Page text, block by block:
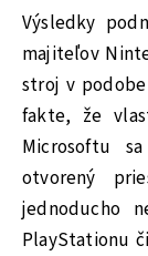
Výsledky
majiteľov
stroj v podobe
fakte, že
Microsoftu
otvorený
jednoducho
PlayStationu